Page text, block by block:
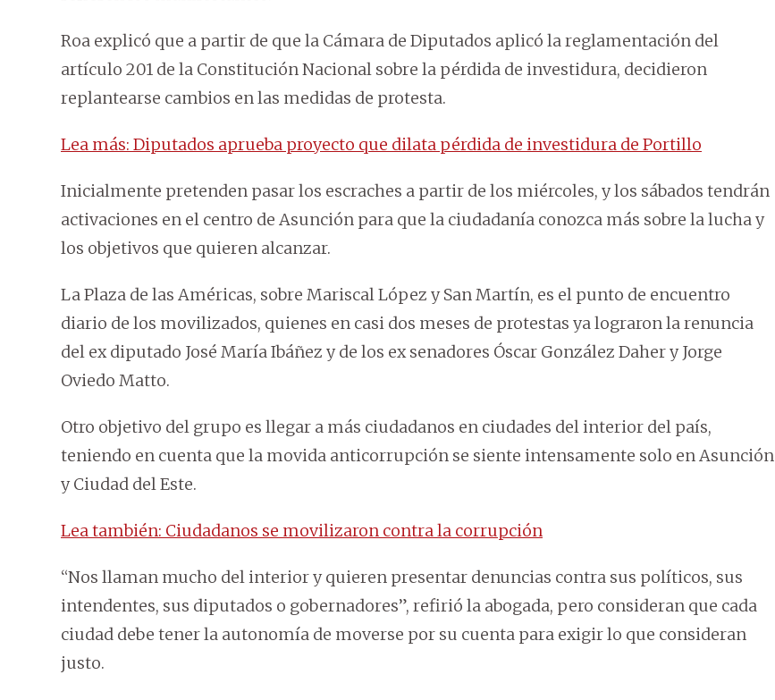
Roa explicó que a partir de que la Cámara de Diputados aplicó la reglamentación del
artículo 201 de la Constitución Nacional sobre la pérdida de investidura, decidieron
replantearse cambios en las medidas de protesta.
Lea más: Diputados aprueba proyecto que dilata pérdida de investidura de Portillo
Inicialmente pretenden pasar los escraches a partir de los miércoles, y los sábados tendrán
activaciones en el centro de Asunción para que la ciudadanía conozca más sobre la lucha y
los objetivos que quieren alcanzar.
La Plaza de las Américas, sobre Mariscal López y San Martín, es el punto de encuentro
diario de los movilizados, quienes en casi dos meses de protestas ya lograron la renuncia
del ex diputado José María Ibáñez y de los ex senadores Óscar González Daher y Jorge
Oviedo Matto.
Otro objetivo del grupo es llegar a más ciudadanos en ciudades del interior del país,
teniendo en cuenta que la movida anticorrupción se siente intensamente solo en Asunción
y Ciudad del Este.
Lea también: Ciudadanos se movilizaron contra la corrupción
“Nos llaman mucho del interior y quieren presentar denuncias contra sus políticos, sus
intendentes, sus diputados o gobernadores”, refirió la abogada, pero consideran que cada
ciudad debe tener la autonomía de moverse por su cuenta para exigir lo que consideran
justo.